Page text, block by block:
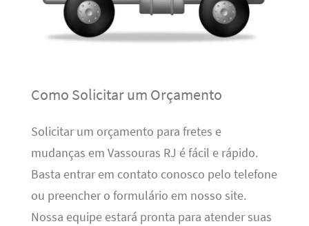
Como Solicitar um Orçamento
Solicitar um orçamento para fretes e
mudanças em Vassouras RJ é fácil e rápido.
Basta entrar em contato conosco pelo telefone
ou preencher o formulário em nosso site.
Nossa equipe estará pronta para atender suas